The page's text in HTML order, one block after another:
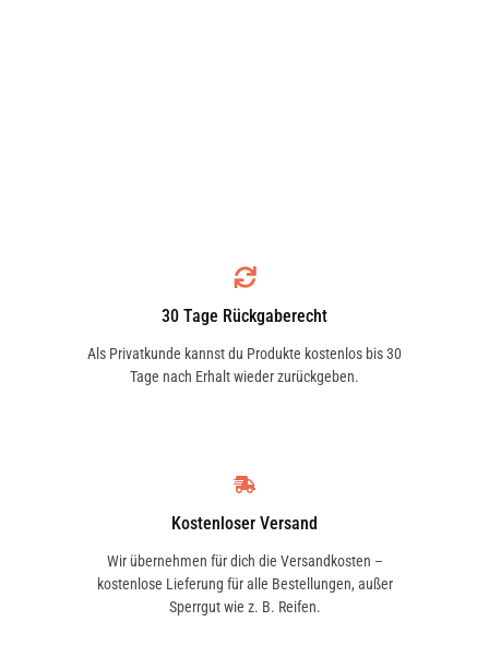
30 Tage Rückgaberecht
Als Privatkunde kannst du Produkte kostenlos bis 30
Tage nach Erhalt wieder zurückgeben.
Kostenloser Versand
Wir übernehmen für dich die Versandkosten –
kostenlose Lieferung für alle Bestellungen, außer
Sperrgut wie z. B. Reifen.